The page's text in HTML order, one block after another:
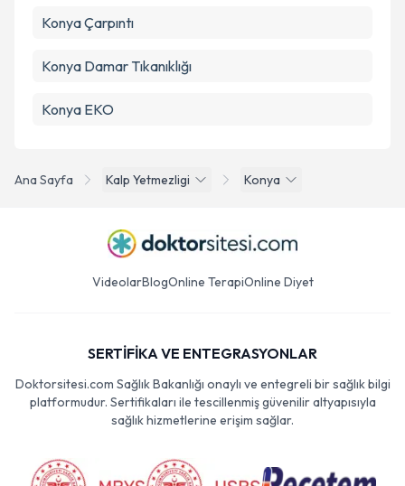
Ana Sayfa Kalp Yetmezligi Konya
Konya Çarpıntı
Konya Damar Tıkanıklığı
Konya EKO
VideolarBlogOnline TerapiOnline Diyet
SERTİFİKA VE ENTEGRASYONLAR
Doktorsitesi.com Sağlık Bakanlığı onaylı ve entegreli bir sağlık bilgi
platformudur. Sertifikaları ile tescillenmiş güvenilir altyapısıyla
sağlık hizmetlerine erişim sağlar.